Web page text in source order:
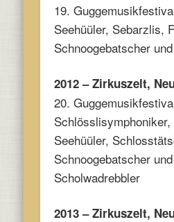
19.
Seehüüler, Sebarzlis,
Schnoogebatscher
2012 – Zirkuszelt,
20.
Schlösslisymphoniker,
Seehüüler,
Schnoogebatscher und
Scholwadrebbler
2013 – Zirkuszelt,